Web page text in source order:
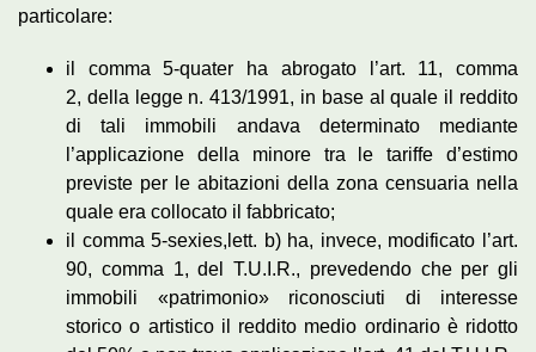
particolare:
il comma 5-quater ha abrogato l’art. 11, comma
2, della legge n. 413/1991, in base al quale il reddito
di tali immobili andava determinato mediante
l’applicazione della minore tra le tariffe d’estimo
previste per le abitazioni della zona censuaria nella
quale era collocato il fabbricato;
il comma 5-sexies,lett. b) ha, invece, modificato l’art.
90, comma 1, del T.U.I.R., prevedendo che per gli
immobili «patrimonio» riconosciuti di interesse
storico o artistico il reddito medio ordinario è ridotto